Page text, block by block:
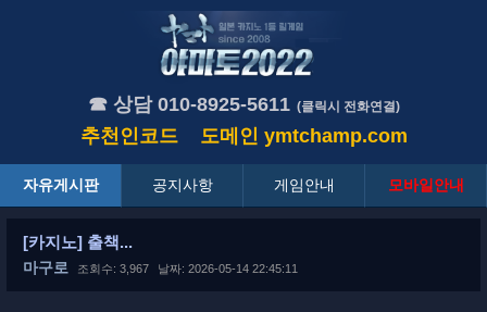
☎ 상담 010-8925-5611 (클릭시 전화연결)
추천인코드 도메인 ymtchamp.com
자유게시판 공지사항 게임안내 모바일안내
[카지노] 출책...
마구로 조회수: 3,967 날짜: 2026-05-14 22:45:11